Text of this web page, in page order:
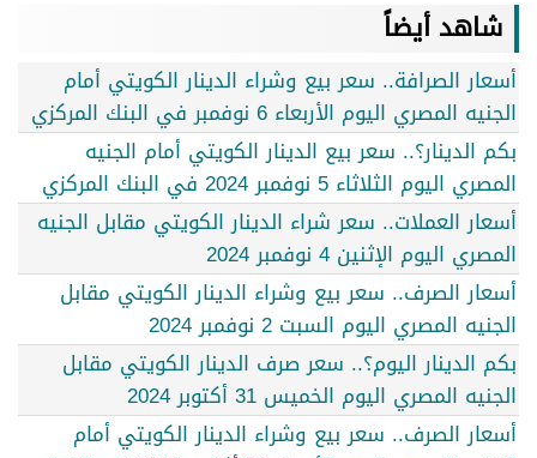
شاهد أيضاً
أسعار الصرافة.. سعر بيع وشراء الدينار الكويتي أمام
الجنيه المصري اليوم الأربعاء 6 نوفمبر في البنك المركزي
بكم الدينار؟.. سعر بيع الدينار الكويتي أمام الجنيه
المصري اليوم الثلاثاء 5 نوفمبر 2024 في البنك المركزي
أسعار العملات.. سعر شراء الدينار الكويتي مقابل الجنيه
المصري اليوم الإثنين 4 نوفمبر 2024
أسعار الصرف.. سعر بيع وشراء الدينار الكويتي مقابل
الجنيه المصري اليوم السبت 2 نوفمبر 2024
بكم الدينار اليوم؟.. سعر صرف الدينار الكويتي مقابل
الجنيه المصري اليوم الخميس 31 أكتوبر 2024
أسعار الصرف.. سعر بيع وشراء الدينار الكويتي أمام